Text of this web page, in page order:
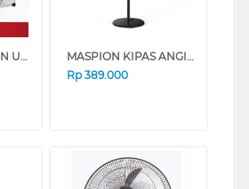
SHARP PENDINGIN UDARA AIR COOLER 6 L PJ-A36TY SERIES
MASPION KIPAS ANGIN BERDIRI STAND FAN EX174S
Rp 389.000